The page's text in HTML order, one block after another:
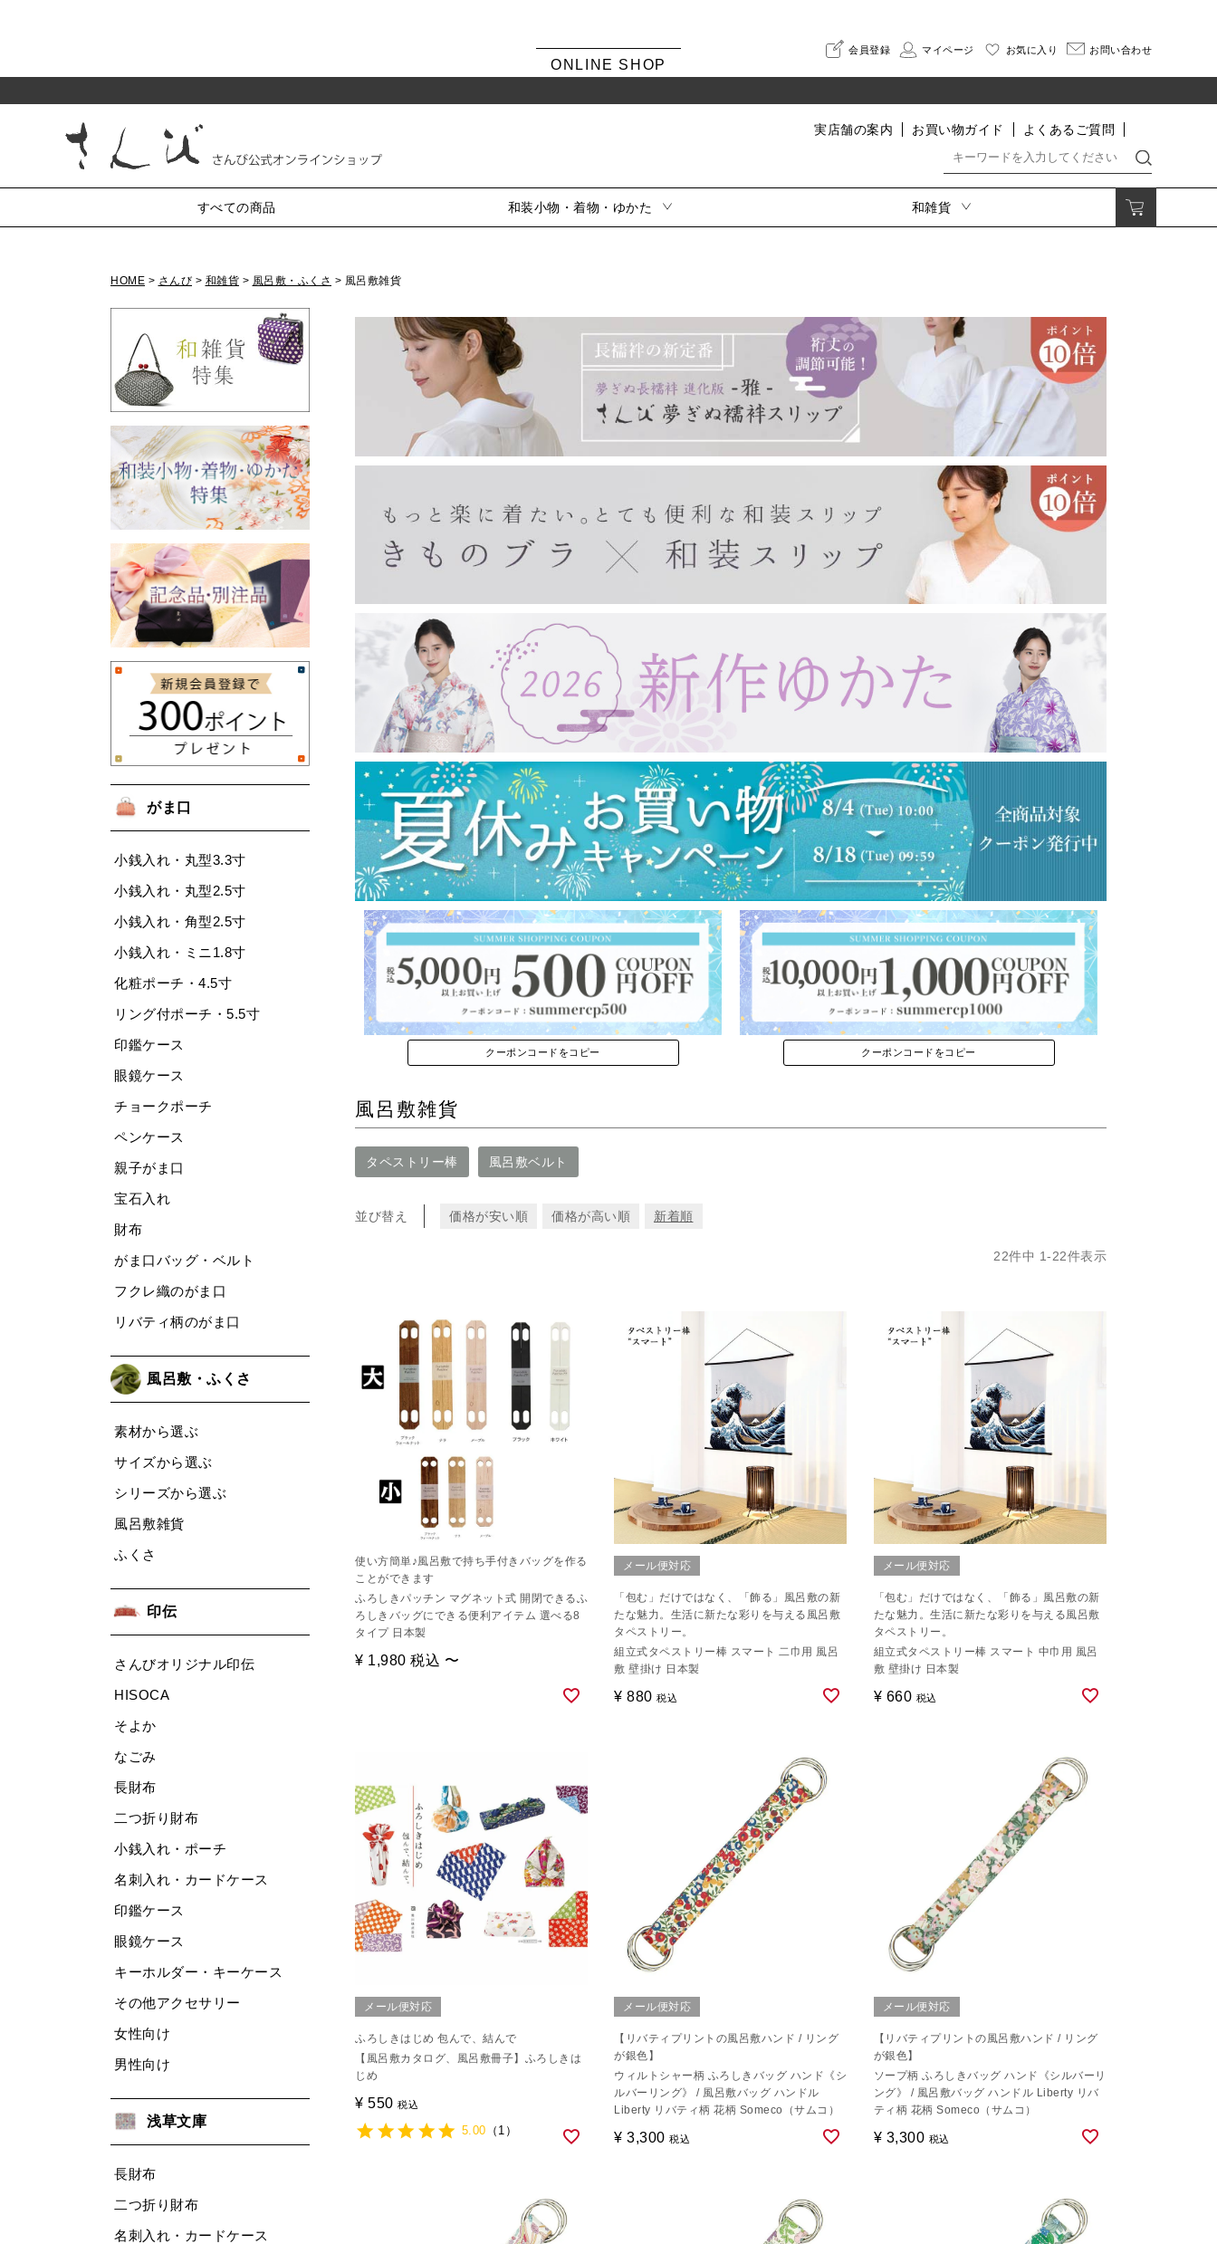
ONLINE SHOP
会員登録 マイページ お気に入り お問い合わせ
実店舗の案内 お買い物ガイド よくあるご質問
すべての商品 和装小物・着物・ゆかた
半衿 帯〆 帯揚
帯留・三分紐・末広
かんざし・髪飾り・櫛
草履・バッグ
振袖 留袖 訪問着・色無地
小紋・紬
夏用
着付小物 肌着・インナー
割烹着
寝巻
便利グッズ
長襦袢・き楽っく
夢ぎぬ長襦袢
夢ぎぬ襦袢スリップ
きもの・ゆかた・帯
東レシルック(袷)
東レシルック(単衣)
東レシルック(美來)
東レシルック(夏)
東レシルック(訪問着)
デニムきもの
袴
コート・羽織り・ショール
コート
薄コート・羽織
その他
収納・リビング
ホームウエア
男物
和雑貨
小銭入れ・丸型3.3寸
小銭入れ・丸型2.5寸
小銭入れ・角型2.5寸
化粧ポーチ・4.5寸
ペンケース
親子がま口 宝石入れ
がま口バッグ・ベルト
フクレ織のがま口
リバティ柄のがま口
素材から選ぶ
サイズから選ぶ
シリーズから選ぶ
風呂敷雑貨 ふくさ
さんびオリジナル印伝
そよか
なごみ
二つ折り財布
小銭入れ・ポーチ
名刺入れ・カードケース
印鑑ケース
眼鏡ケース
キーホルダー・キーケース
その他アクセサリー
女性向け 男性向け
浅草文庫
長財布
二つ折り財布
名刺入れ・カードケース
扇子・手拭い・ガーゼ
紙扇子 布扇子 婦人用扇子
紳士用扇子
宇野千代
浮世絵
タペストリー棒
ガーゼ製品
念珠・数珠
女性用 男性用 ブレスレット 念珠入れ
雑貨
お土産
HOME さんび 和雑貨 風呂敷・ふくさ 風呂敷雑貨
がま口
小銭入れ・丸型3.3寸
小銭入れ・丸型2.5寸
小銭入れ・角型2.5寸
小銭入れ・ミニ1.8寸
化粧ポーチ・4.5寸
リング付ポーチ・5.5寸
印鑑ケース
眼鏡ケース
チョークポーチ
ペンケース
親子がま口
宝石入れ
財布
がま口バッグ・ベルト
フクレ織のがま口
リバティ柄のがま口
風呂敷・ふくさ
素材から選ぶ
サイズから選ぶ
シリーズから選ぶ
風呂敷雑貨
ふくさ
印伝
さんびオリジナル印伝
HISOCA
そよか
なごみ
長財布
二つ折り財布
小銭入れ・ポーチ
名刺入れ・カードケース
印鑑ケース
眼鏡ケース
キーホルダー・キーケース
その他アクセサリー
女性向け
男性向け
浅草文庫
長財布
二つ折り財布
名刺入れ・カードケース
クーポンコードをコピー クーポンコードをコピー
風呂敷雑貨
タペストリー棒 風呂敷ベルト
並び替え 価格が安い順 価格が高い順 新着順
22件中 1-22件表示
使い方簡単♪風呂敷で持ち手付きバッグを作る
ことができます
ふろしきパッチン マグネット式 開閉できるふ
ろしきバッグにできる便利アイテム 選べる8
タイプ 日本製
¥ 1,980 税込 〜
メール便対応
「包む」だけではなく、「飾る」風呂敷の新
たな魅力。生活に新たな彩りを与える風呂敷
タペストリー。
組立式タペストリー棒 スマート 二巾用 風呂
敷 壁掛け 日本製
¥ 880 税込
メール便対応
「包む」だけではなく、「飾る」風呂敷の新
たな魅力。生活に新たな彩りを与える風呂敷
タペストリー。
組立式タペストリー棒 スマート 中巾用 風呂
敷 壁掛け 日本製
¥ 660 税込
メール便対応
ふろしきはじめ 包んで、結んで
【風呂敷カタログ、風呂敷冊子】ふろしきは
じめ
¥ 550 税込
5.00 （1）
メール便対応
【リバティプリントの風呂敷ハンド / リング
が銀色】
ウィルトシャー柄 ふろしきバッグ ハンド《シ
ルバーリング》 / 風呂敷バッグ ハンドル
Liberty リバティ柄 花柄 Someco（サムコ）
¥ 3,300 税込
メール便対応
【リバティプリントの風呂敷ハンド / リング
が銀色】
ソープ柄 ふろしきバッグ ハンド《シルバーリ
ング》 / 風呂敷バッグ ハンドル Liberty リバ
ティ柄 花柄 Someco（サムコ）
¥ 3,300 税込